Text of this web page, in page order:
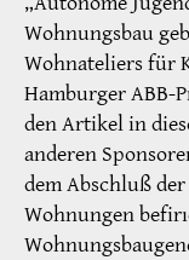
Wohnungsbau
Wohnateliers für
Hamburger ABB-
den Artikel in
anderen
dem Abschluß
Wohnungen